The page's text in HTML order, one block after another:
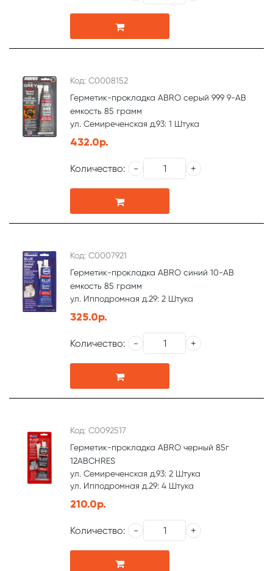
Код: С0008152
Герметик-прокладка ABRO серый 999 9-АВ
емкость 85 грамм
ул. Семиреченская д.93: 1 Штука
432.0р.
Количество:
Код: С0007921
Герметик-прокладка ABRO синий 10-АВ
емкость 85 грамм
ул. Ипподромная д.29: 2 Штука
325.0р.
Количество:
Код: С0092517
Герметик-прокладка ABRO черный 85г
12ABCHRES
ул. Семиреченская д.93: 2 Штука
ул. Ипподромная д.29: 4 Штука
210.0р.
Количество: